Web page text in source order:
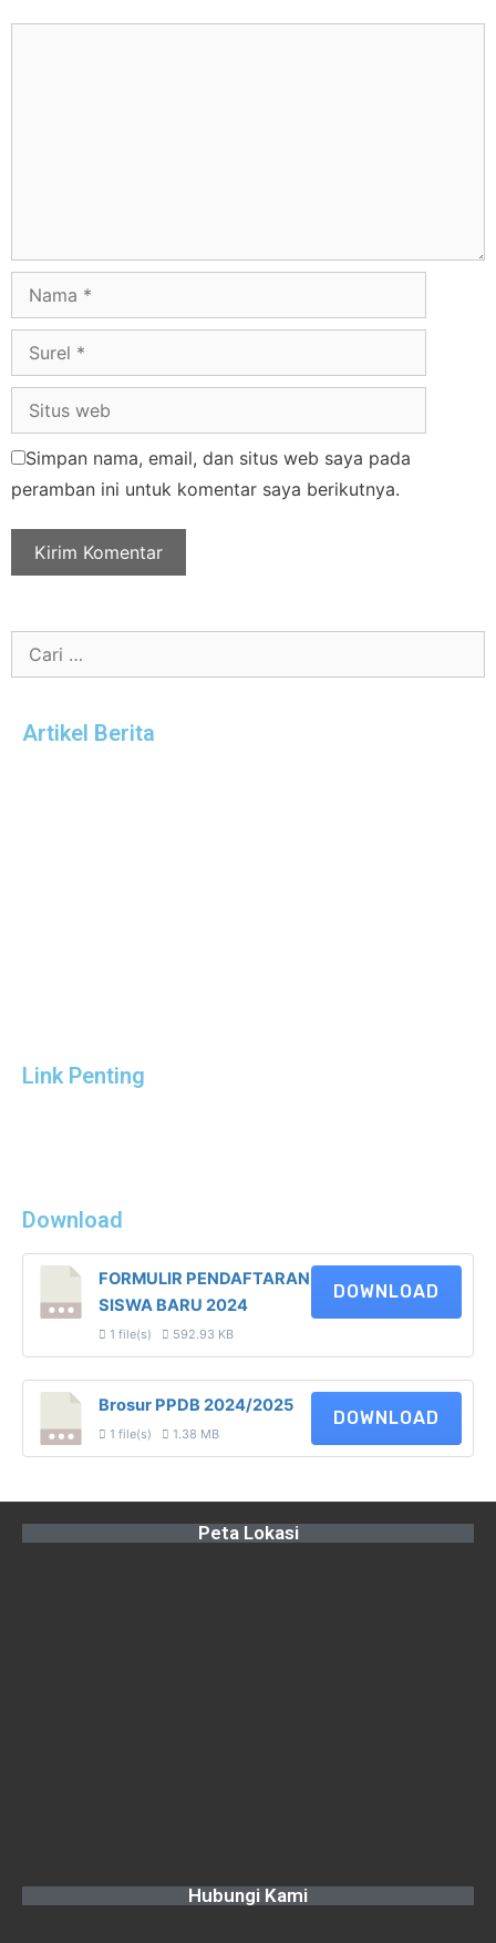
Simpan nama, email, dan situs web saya pada
peramban ini untuk komentar saya berikutnya.
Artikel Berita
Link Penting
Download
FORMULIR PENDAFTARAN
SISWA BARU 2024
1 file(s) 592.93 KB
DOWNLOAD
Brosur PPDB 2024/2025
1 file(s) 1.38 MB
DOWNLOAD
Peta Lokasi
Hubungi Kami